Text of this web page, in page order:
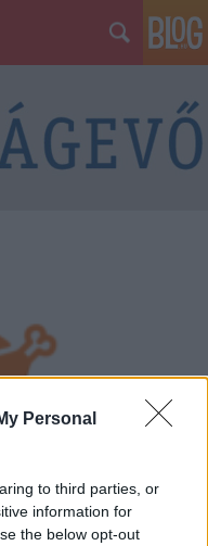
Personal
to third parties, or
information for
the below opt-out